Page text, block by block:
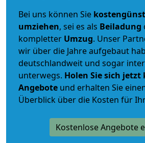
Bei uns können Sie
umziehen, sei es als Beiladung
kompletter Umzug. Unser
wir über die Jahre aufgebaut
deutschlandweit und sogar
unterwegs. Holen Sie sich jetzt
Angebote und erhalten Sie
Überblick über die Kosten für
Kostenlose Angebote